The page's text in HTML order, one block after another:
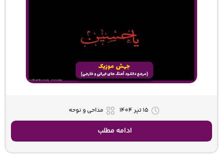
۱۵ تیر ۱۴۰۴ مداحی و نوحه
ادامه مطلب